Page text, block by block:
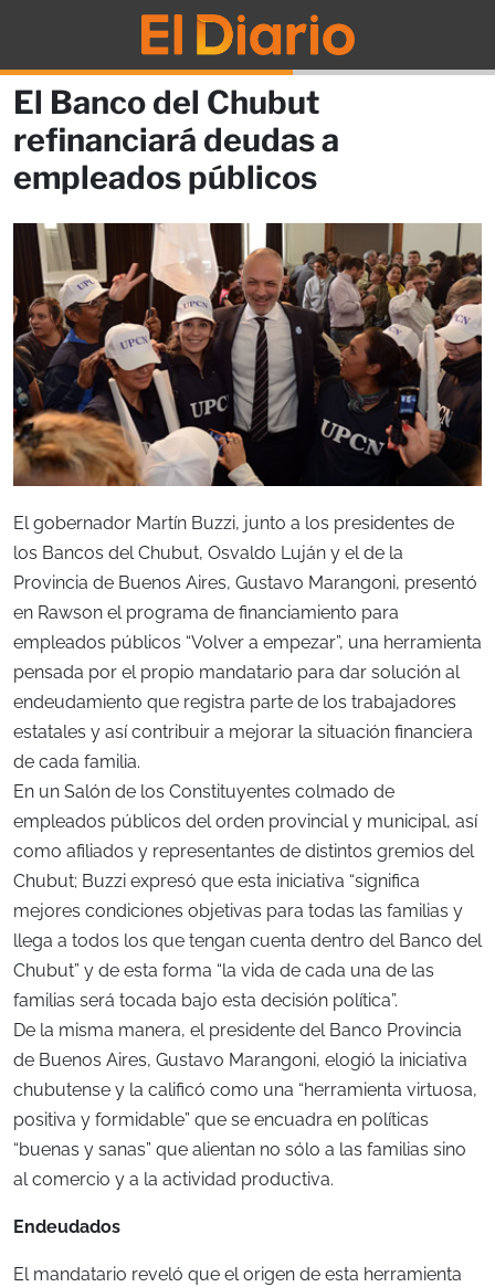
El Banco del Chubut
refinanciará deudas a
empleados públicos
El gobernador Martín Buzzi, junto a los presidentes de
los Bancos del Chubut, Osvaldo Luján y el de la
Provincia de Buenos Aires, Gustavo Marangoni, presentó
en Rawson el programa de financiamiento para
empleados públicos “Volver a empezar”, una herramienta
pensada por el propio mandatario para dar solución al
endeudamiento que registra parte de los trabajadores
estatales y así contribuir a mejorar la situación financiera
de cada familia.
En un Salón de los Constituyentes colmado de
empleados públicos del orden provincial y municipal, así
como afiliados y representantes de distintos gremios del
Chubut; Buzzi expresó que esta iniciativa “significa
mejores condiciones objetivas para todas las familias y
llega a todos los que tengan cuenta dentro del Banco del
Chubut” y de esta forma “la vida de cada una de las
familias será tocada bajo esta decisión política”.
De la misma manera, el presidente del Banco Provincia
de Buenos Aires, Gustavo Marangoni, elogió la iniciativa
chubutense y la calificó como una “herramienta virtuosa,
positiva y formidable” que se encuadra en políticas
“buenas y sanas” que alientan no sólo a las familias sino
al comercio y a la actividad productiva.
Endeudados
El mandatario reveló que el origen de esta herramienta